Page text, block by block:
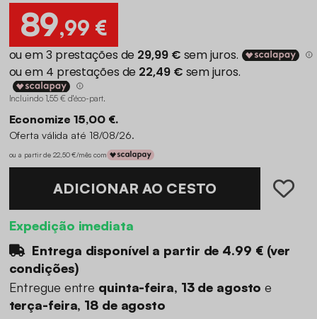
89,99 €
Incluindo 1,55 € d'éco-part.
Economize 15,00 €.
Oferta válida até 18/08/26.
ou a partir de 22,50 €/mês com
ADICIONAR AO CESTO
Expedição imediata
Entrega disponível a partir de 4.99 €(ver
condições)
Entregue entre quinta-feira, 13 de agostoe
terça-feira, 18 de agosto